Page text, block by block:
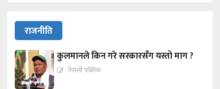
राजनीति
कुलमानले किन गरे सरकारसँग यस्तो माग ?
नेपाली पब्लिक